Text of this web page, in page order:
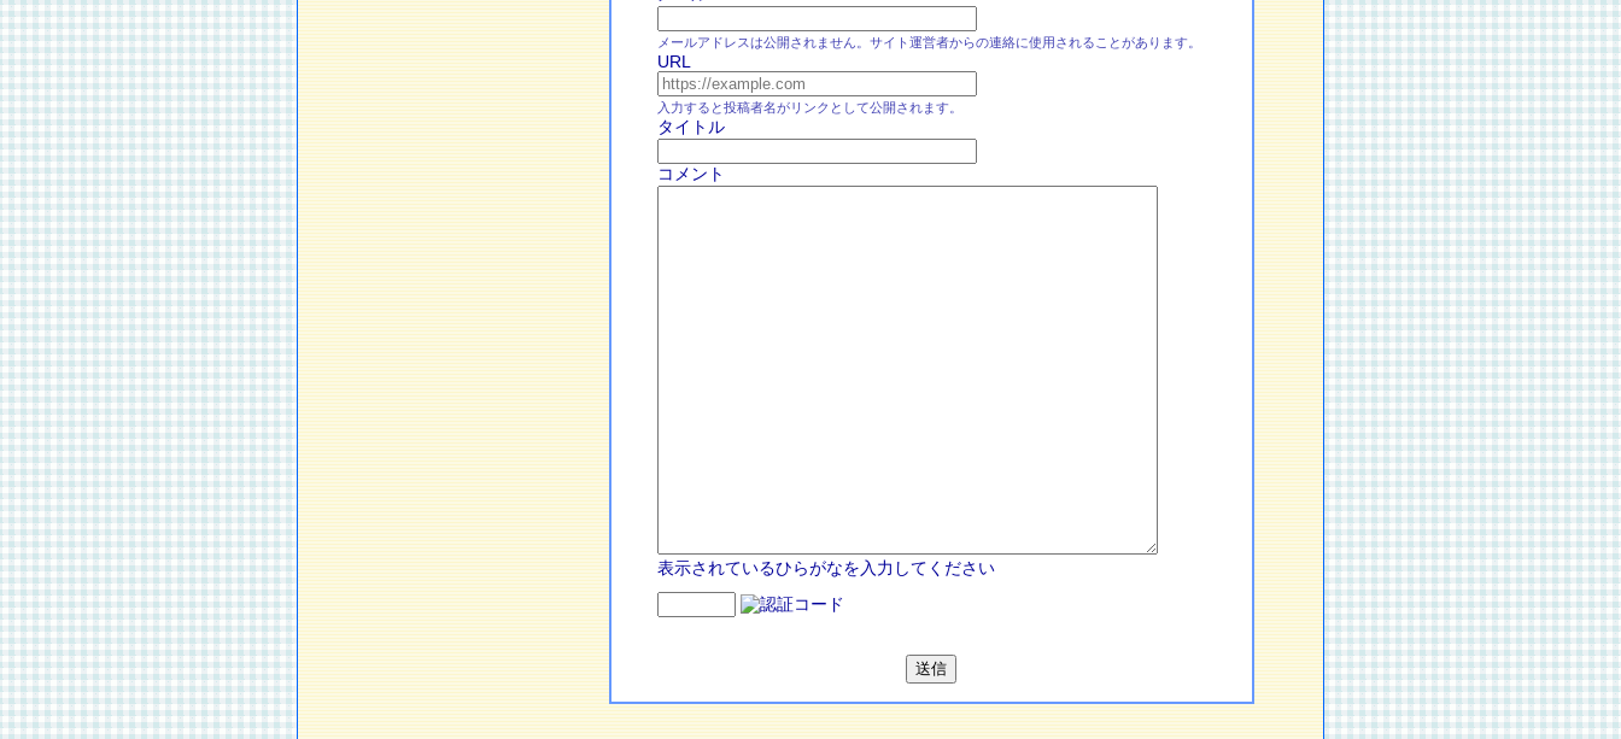
メールアドレスは公開されません。サイト運営者からの連絡に使用されることがあります。
URL
入力すると投稿者名がリンクとして公開されます。
タイトル
コメント
表示されているひらがなを入力してください